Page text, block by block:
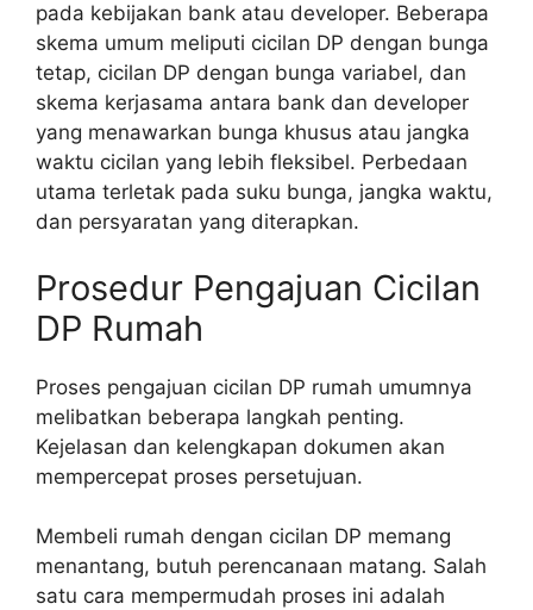
pada kebijakan bank atau developer. Beberapa
skema umum meliputi cicilan DP dengan bunga
tetap, cicilan DP dengan bunga variabel, dan
skema kerjasama antara bank dan developer
yang menawarkan bunga khusus atau jangka
waktu cicilan yang lebih fleksibel. Perbedaan
utama terletak pada suku bunga, jangka waktu,
dan persyaratan yang diterapkan.
Prosedur Pengajuan Cicilan
DP Rumah
Proses pengajuan cicilan DP rumah umumnya
melibatkan beberapa langkah penting.
Kejelasan dan kelengkapan dokumen akan
mempercepat proses persetujuan.
Membeli rumah dengan cicilan DP memang
menantang, butuh perencanaan matang. Salah
satu cara mempermudah proses ini adalah